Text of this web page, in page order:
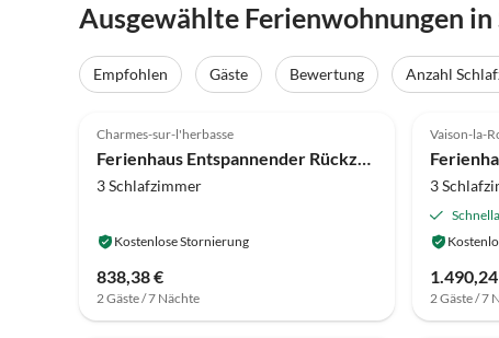
Ausgewählte Ferienwohnungen
Empfohlen Gäste Bewertung Anzahl
Charmes-sur-l'herbasse
Ferienhaus Entspannender Rückzugsort in Bathernay
3 Schlafzimmer
Kostenlose Stornierung
838,38 €
2 Gäste / 7 Nächte
Vaison-la-
3
2 Gäste / 7
5.0 (9) 4.0